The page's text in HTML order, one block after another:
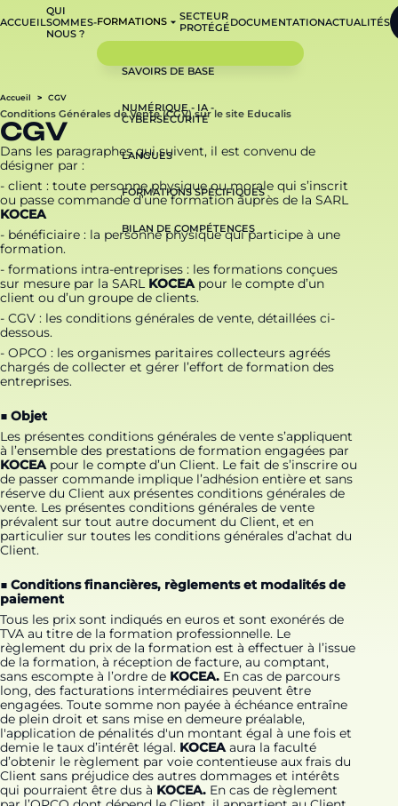
ACCUEIL
QUI
SOMMES-
NOUS ?
FORMATIONS
SAVOIRS DE BASE
NUMÉRIQUE - IA -
CYBERSÉCURITÉ
LANGUES
FORMATIONS SPÉCIFIQUES
BILAN DE COMPÉTENCES
SECTEUR
PROTÉGÉDOCUMENTATIONACTUALITÉS
Conditions Générales de Vente (CGV) sur le site Educalis
Accueil CGV
CGV
Dans les paragraphes qui suivent, il est convenu de
désigner par :
- client : toute personne physique ou morale qui s’inscrit
ou passe commande d’une formation auprès de la SARL
KOCEA
- bénéficiaire : la personne physique qui participe à une
formation.
- formations intra-entreprises : les formations conçues
sur mesure par la SARL KOCEApour le compte d’un
client ou d’un groupe de clients.
- CGV : les conditions générales de vente, détaillées ci-
dessous.
- OPCO : les organismes paritaires collecteurs agréés
chargés de collecter et gérer l’effort de formation des
entreprises.
■ Objet
Les présentes conditions générales de vente s’appliquent
à l’ensemble des prestations de formation engagées par
KOCEApour le compte d’un Client. Le fait de s’inscrire ou
de passer commande implique l’adhésion entière et sans
réserve du Client aux présentes conditions générales de
vente. Les présentes conditions générales de vente
prévalent sur tout autre document du Client, et en
particulier sur toutes les conditions générales d’achat du
Client.
■ Conditions financières, règlements et modalités de
paiement
Tous les prix sont indiqués en euros et sont exonérés de
TVA au titre de la formation professionnelle. Le
règlement du prix de la formation est à effectuer à l’issue
de la formation, à réception de facture, au comptant,
sans escompte à l’ordre de KOCEA. En cas de parcours
long, des facturations intermédiaires peuvent être
engagées. Toute somme non payée à échéance entraîne
de plein droit et sans mise en demeure préalable,
l'application de pénalités d'un montant égal à une fois et
demie le taux d’intérêt légal. KOCEAaura la faculté
d’obtenir le règlement par voie contentieuse aux frais du
Client sans préjudice des autres dommages et intérêts
qui pourraient être dus à KOCEA. En cas de règlement